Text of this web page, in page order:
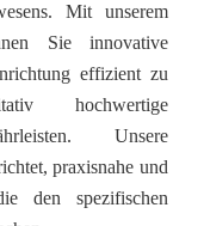
Mit unserem
Sie innovative
effizient zu
hochwertige
Unsere
praxisnahe und
den spezifischen